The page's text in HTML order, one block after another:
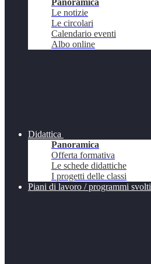
Panoramica
Le notizie
Le circolari
Calendario eventi
Albo online
Didattica
Panoramica
Offerta formativa
Le schede didattiche
I progetti delle classi
Piani di lavoro / programmi svolti